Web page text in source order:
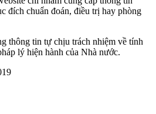
đích chuẩn đoán, điều trị hay phòng
thông tin tự chịu trách nhiệm về tính
lý hiện hành của Nhà nước.